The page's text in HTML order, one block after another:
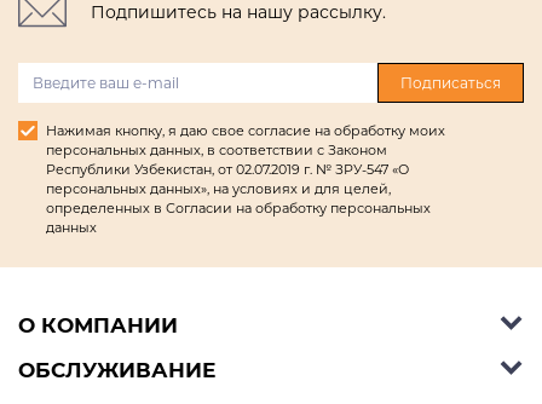
Подпишитесь на нашу рассылку.
Подписаться
Нажимая кнопку, я даю свое согласие на обработку моих
персональных данных, в соответствии с Законом
Республики Узбекистан, от 02.07.2019 г. № ЗРУ-547 «О
персональных данных», на условиях и для целей,
определенных в Согласии на обработку персональных
данных
О КОМПАНИИ
Об Ashley Furniture HomeStore
ОБСЛУЖИВАНИЕ